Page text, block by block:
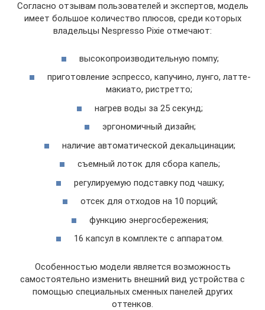
Согласно отзывам пользователей и экспертов, модель
имеет большое количество плюсов, среди которых
владельцы Nespresso Pixie отмечают:
высокопроизводительную помпу;
приготовление эспрессо, капучино, лунго, латте-
макиато, ристретто;
нагрев воды за 25 секунд;
эргономичный дизайн;
наличие автоматической декальцинации;
съемный лоток для сбора капель;
регулируемую подставку под чашку;
отсек для отходов на 10 порций;
функцию энергосбережения;
16 капсул в комплекте с аппаратом.
Особенностью модели является возможность
самостоятельно изменить внешний вид устройства с
помощью специальных сменных панелей других
оттенков.